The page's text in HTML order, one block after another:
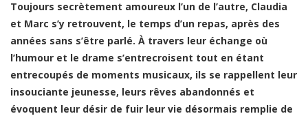
Toujours secrètement amoureux l’un de l’autre, Claudia
et Marc s’y retrouvent, le temps d’un repas, après des
années sans s’être parlé. À travers leur échange où
l’humour et le drame s’entrecroisent tout en étant
entrecoupés de moments musicaux, ils se rappellent leur
insouciante jeunesse, leurs rêves abandonnés et
évoquent leur désir de fuir leur vie désormais remplie de